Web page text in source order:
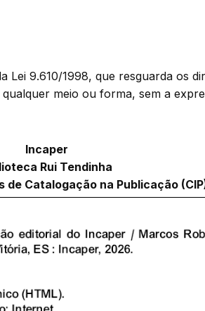
Lei 9.610/1998, que resguarda os
meio ou forma, sem a
Incaper
Rui Tendinha
de Catalogação na Publicação